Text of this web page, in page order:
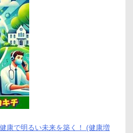
サ
康で明るい未来を築く！ (健康増